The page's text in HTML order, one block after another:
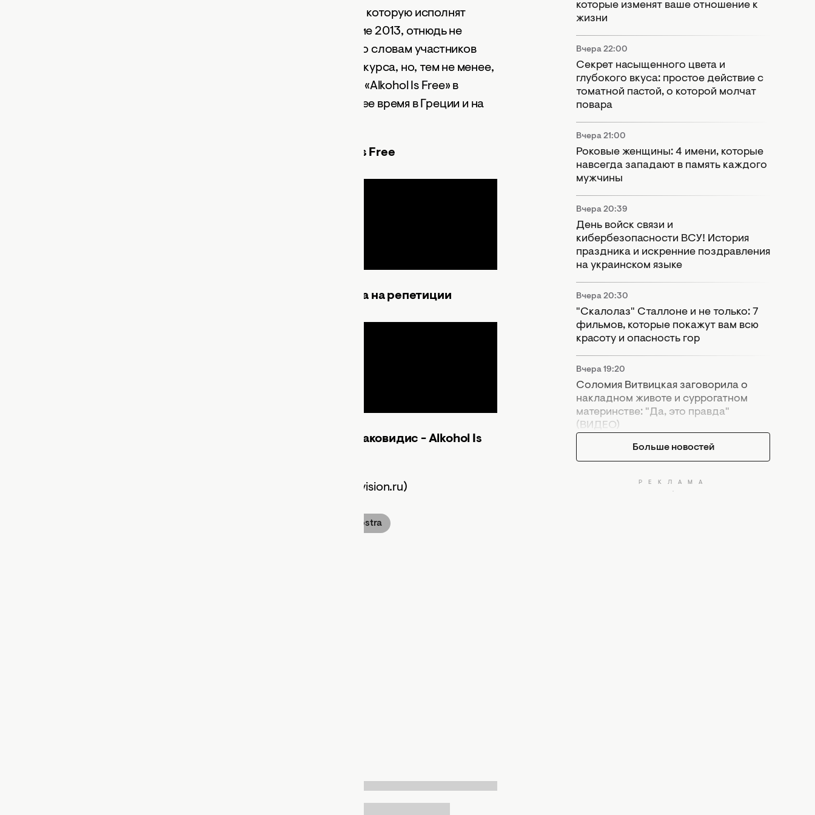
Композиция «Alkohol Is Free» («Алкоголь бесплатен»), которую исполнят
греческие музыканты в рамках конкурса Евровидение 2013, отнюдь не
является пропагандой нездорового образа жизни. По словам участников
группы, песня не была написана специально для конкурса, но, тем не менее,
для участия в еврошоу они выбрали именно ее. Ведь «Alkohol Is Free» в
полной мере отражает все происходящее в последнее время в Греции и на
Клип Koza Mostra feat. Agathon Iakovidis - Alcohol Is Free
Выступление Koza Mostra и Агафонас Иаковидиса на репетиции
Слова и перевод песни Koza Mostra и Агафонас Иаковидис - Alkohol Is
Источник: ХОЧУ (по материалам eurovision.tv, alleurovision.ru)
Koza Mostra
которые изменят ваше отношение к
жизни
Вчера 22:00
Секрет насыщенного цвета и
глубокого вкуса: простое действие с
томатной пастой, о которой молчат
повара
Вчера 21:00
Роковые женщины: 4 имени, которые
навсегда западают в память каждого
мужчины
Вчера 20:39
День войск связи и
кибербезопасности ВСУ! История
праздника и искренние поздравления
на украинском языке
Вчера 20:30
"Скалолаз" Сталлоне и не только: 7
фильмов, которые покажут вам всю
красоту и опасность гор
Вчера 19:20
Соломия Витвицкая заговорила о
накладном животе и суррогатном
материнстве: "Да, это правда"
(ВИДЕО)
Больше новостей